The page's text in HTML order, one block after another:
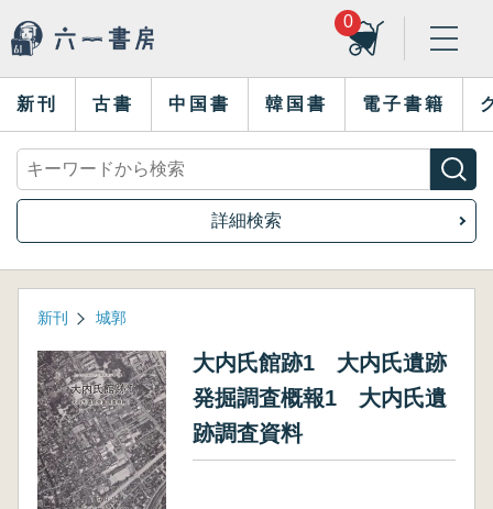
0
新刊 古書 中国書 韓国書 電子書籍
詳細検索
新刊 城郭
大内氏館跡1 大内氏遺跡
発掘調査概報1 大内氏遺
跡調査資料